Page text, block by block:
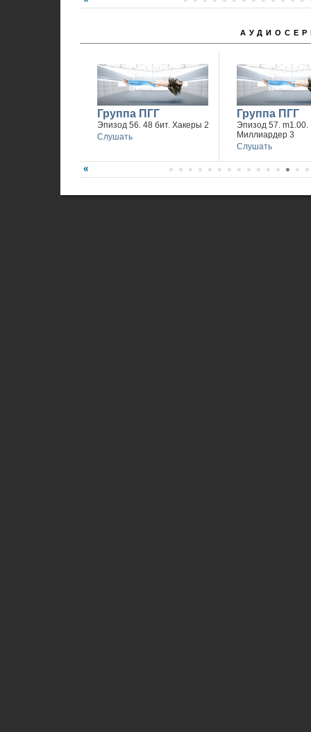
Группа ПГГ
Эпизод 56. 48 бит. Хакеры 2
Слушать
Группа ПГГ
Эпизод 57. m1.00.
Миллиардер 3
Слушать